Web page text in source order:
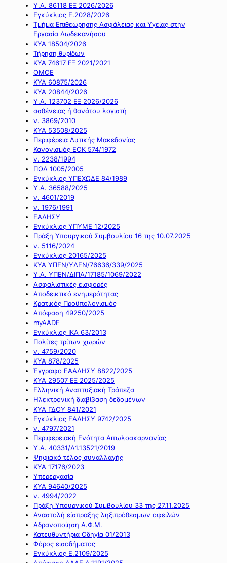
Υ.Α. 86118 ΕΞ 2026/2026
Εγκύκλιος Ε.2028/2026
Τμήμα Επιθεώρησης Ασφάλειας και Υγείας στην
Εργασία Δωδεκανήσου
ΚΥΑ 18504/2026
Τήρηση θυρίδων
ΚΥΑ 74617 ΕΞ 2021/2021
ΟΜΟΕ
ΚΥΑ 60875/2026
ΚΥΑ 20844/2026
Υ.Α. 123702 ΕΞ 2026/2026
ασθένειας ή θανάτου λογιστή
ν. 3869/2010
ΚΥΑ 53508/2025
Περιφέρεια Δυτικής Μακεδονίας
Κανονισμός ΕΟΚ 574/1972
ν. 2238/1994
ΠΟΛ 1005/2005
Εγκύκλιος ΥΠΕΧΩΔΕ 84/1989
Υ.Α. 36588/2025
ν. 4601/2019
ν. 1976/1991
ΕΑΔΗΣΥ
Εγκύκλιος ΥΠΥΜΕ 12/2025
Πράξη Υπουργικού Συμβουλίου 16 της 10.07.2025
ν. 5116/2024
Εγκύκλιος 20165/2025
ΚΥΑ ΥΠΕΝ/ΥΔΕΝ/76636/339/2025
Υ.Α. ΥΠΕΝ/ΔΙΠΑ/17185/1069/2022
Ασφαλιστικές εισφορές
Αποδεικτικό ενημερότητας
Κρατικός Προϋπολογισμός
Απόφαση 49250/2025
myAADE
Εγκύκλιος ΙΚΑ 63/2013
Πολίτες τρίτων χωρών
ν. 4759/2020
ΚΥΑ 878/2025
Έγγραφο ΕΑΑΔΗΣΥ 8822/2025
ΚΥΑ 29507 ΕΞ 2025/2025
Ελληνική Αναπτυξιακή Τράπεζα
Ηλεκτρονική διαβίβαση δεδομένων
ΚΥΑ ΓΔΟΥ 841/2021
Εγκύκλιος ΕΑΔΗΣΥ 9742/2025
ν. 4797/2021
Περιφερειακή Ενότητα Αιτωλοακαρνανίας
Υ.Α. 40331/Δ1.13521/2019
Ψηφιακό τέλος συναλλαγής
ΚΥΑ 17176/2023
Υπερεργασία
ΚΥΑ 94640/2025
ν. 4994/2022
Πράξη Υπουργικού Συμβουλίου 33 της 27.11.2025
Αναστολή είσπραξης ληξιπρόθεσμων οφειλών
Αδρανοποίηση Α.Φ.Μ.
Κατευθυντήρια Οδηγία 01/2013
Φόρος εισοδήματος
Εγκύκλιος Ε.2109/2025